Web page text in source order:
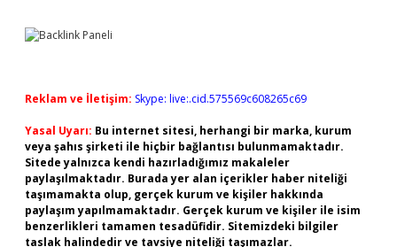
Reklam ve İletişim: Skype: live:.cid.575569c608265c69
Yasal Uyarı: Bu internet sitesi, herhangi bir marka, kurum
veya şahıs şirketi ile hiçbir bağlantısı bulunmamaktadır.
Sitede yalnızca kendi hazırladığımız makaleler
paylaşılmaktadır. Burada yer alan içerikler haber niteliği
taşımamakta olup, gerçek kurum ve kişiler hakkında
paylaşım yapılmamaktadır. Gerçek kurum ve kişiler ile isim
benzerlikleri tamamen tesadüfidir. Sitemizdeki bilgiler
taslak halindedir ve tavsiye niteliği taşımazlar.